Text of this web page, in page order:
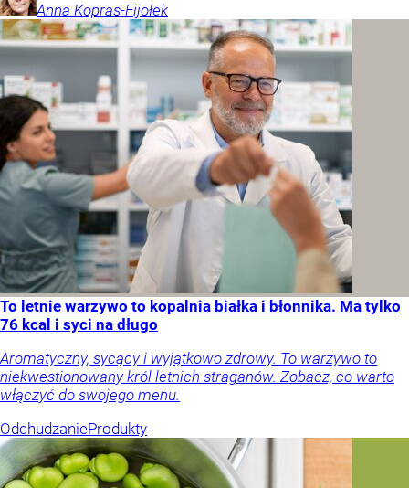
Anna Kopras-Fijołek
To letnie warzywo to kopalnia białka i błonnika. Ma tylko
76 kcal i syci na długo
Aromatyczny, sycący i wyjątkowo zdrowy. To warzywo to
niekwestionowany król letnich straganów. Zobacz, co warto
włączyć do swojego menu.
OdchudzanieProdukty